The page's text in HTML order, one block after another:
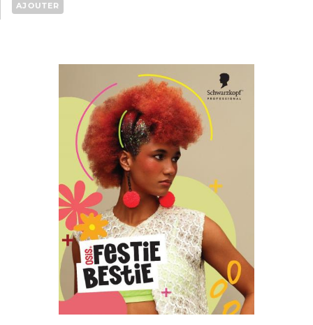
AJOUTER